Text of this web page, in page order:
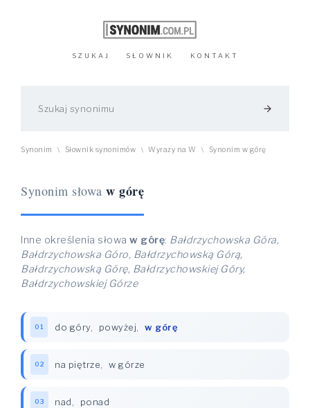
SZUKAJ SŁOWNIK KONTAKT
arrow_forward
Synonim \ Słownik synonimów \ Wyrazy na W \ Synonim w górę
Synonim słowa w górę
Inne określenia słowa w górę: Bałdrzychowska Góra,
Bałdrzychowska Góro, Bałdrzychowską Górą,
Bałdrzychowską Górę, Bałdrzychowskiej Góry,
Bałdrzychowskiej Górze
01 do góry, powyżej w górę
02 na piętrze w górze
03 nad ponad